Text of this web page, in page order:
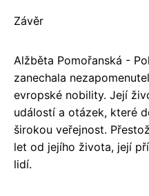
Závěr
Alžběta Pomořanská -
zanechala
evropské nobility. Její
událostí a otázek, které
širokou veřejnost.
let od jejího života, její
lidí.